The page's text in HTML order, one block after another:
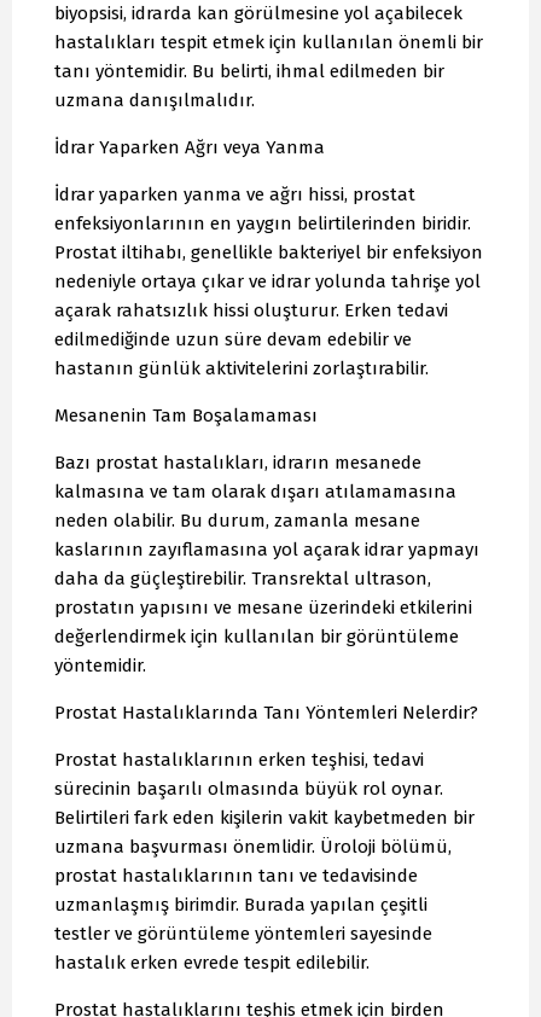
biyopsisi, idrarda kan görülmesine yol açabilecek
hastalıkları tespit etmek için kullanılan önemli bir
tanı yöntemidir. Bu belirti, ihmal edilmeden bir
uzmana danışılmalıdır.
İdrar Yaparken Ağrı veya Yanma
İdrar yaparken yanma ve ağrı hissi, prostat
enfeksiyonlarının en yaygın belirtilerinden biridir.
Prostat iltihabı, genellikle bakteriyel bir enfeksiyon
nedeniyle ortaya çıkar ve idrar yolunda tahrişe yol
açarak rahatsızlık hissi oluşturur. Erken tedavi
edilmediğinde uzun süre devam edebilir ve
hastanın günlük aktivitelerini zorlaştırabilir.
Mesanenin Tam Boşalamaması
Bazı prostat hastalıkları, idrarın mesanede
kalmasına ve tam olarak dışarı atılamamasına
neden olabilir. Bu durum, zamanla mesane
kaslarının zayıflamasına yol açarak idrar yapmayı
daha da güçleştirebilir. Transrektal ultrason,
prostatın yapısını ve mesane üzerindeki etkilerini
değerlendirmek için kullanılan bir görüntüleme
yöntemidir.
Prostat Hastalıklarında Tanı Yöntemleri Nelerdir?
Prostat hastalıklarının erken teşhisi, tedavi
sürecinin başarılı olmasında büyük rol oynar.
Belirtileri fark eden kişilerin vakit kaybetmeden bir
uzmana başvurması önemlidir. Üroloji bölümü,
prostat hastalıklarının tanı ve tedavisinde
uzmanlaşmış birimdir. Burada yapılan çeşitli
testler ve görüntüleme yöntemleri sayesinde
hastalık erken evrede tespit edilebilir.
Prostat hastalıklarını teşhis etmek için birden